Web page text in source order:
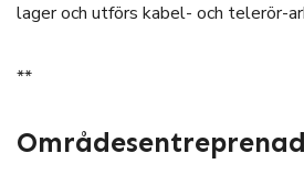
lager och utförs kabel- och telerör-
**